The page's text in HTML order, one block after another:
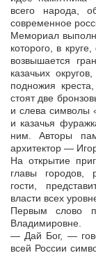
всего народа,
современное
Мемориал
которого, в
возвышается
казачьих
подножия
стоят две
и слева символы
и казачья
ним. Авторы
архитектор —
На открытие
главы городов,
гости,
власти всех
Первым слово
Владимировне.
— Дай Бог, —
всей России